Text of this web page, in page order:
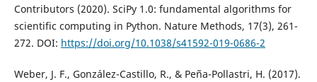
Contributors (2020). SciPy 1.0: fundamental algorithms for
scientific computing in Python. Nature Methods, 17(3), 261-
272. DOI: https://doi.org/10.1038/s41592-019-0686-2
Weber, J. F., González-Castillo, R., & Peña-Pollastri, H. (2017).